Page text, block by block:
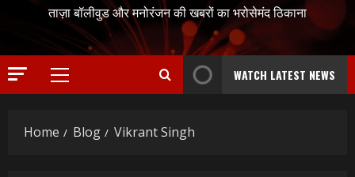
ताज़ा बॉलीवुड और मनोरंजन की खबरों का भरोसेमंद ठिकाना
Primary
WATCH LATEST NEWS
Home Blog Vikrant Singh